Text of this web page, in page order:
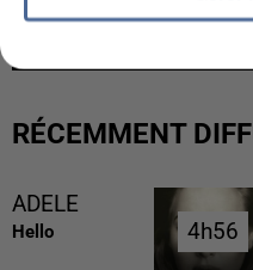
MAFIA INTERPELLÉ
RÉCEMMENT
ADELE
Hello 4h56
4h56